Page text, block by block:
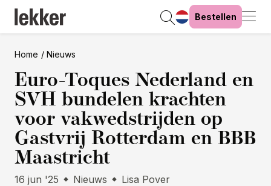
Bestellen
Home Nieuws
Euro-Toques Nederland en
SVH bundelen krachten
voor vakwedstrijden op
Gastvrij Rotterdam en BBB
Maastricht
16 jun '25 Nieuws Lisa Pover